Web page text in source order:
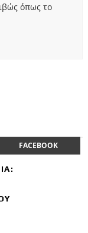
όπως το
FACEBOOK